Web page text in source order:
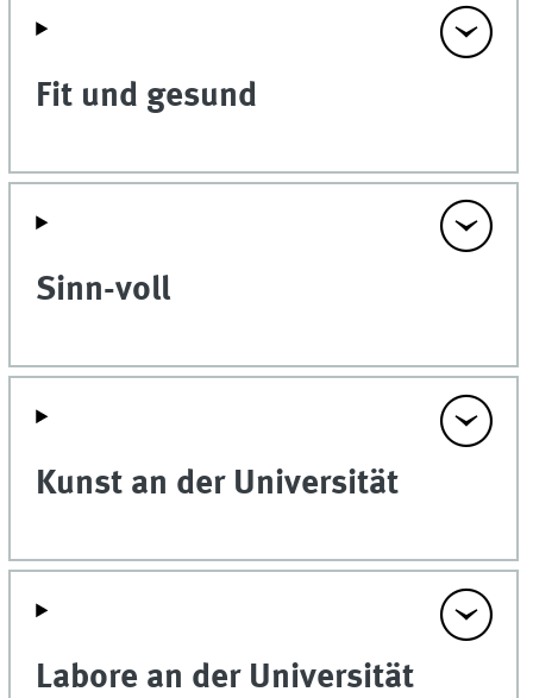
Fit und gesund
Sinn-voll
Kunst an der Universität
Labore an der Universität